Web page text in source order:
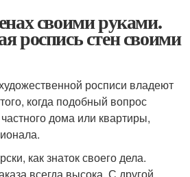
своими руками.
роспись стен своими
росписи владеют
когда подобный вопрос
дома или квартиры,
как знаток своего дела.
всегда высока. С другой